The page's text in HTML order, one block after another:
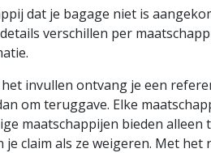
dat je bagage niet is
verschillen per
invullen ontvang je een
om teruggave. Elke
maatschappijen bieden alleen
claim als ze weigeren. Met